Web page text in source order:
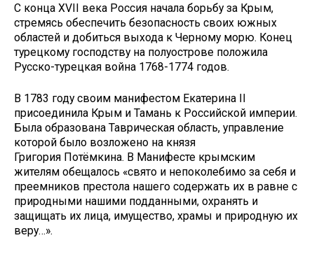
С конца XVII века Россия начала борьбу за Крым,
стремясь обеспечить безопасность своих южных
областей и добиться выхода к Черному морю. Конец
турецкому господству на полуострове положила
Русско-турецкая война 1768-1774 годов.
В 1783 году своим манифестом Екатерина II
присоединила Крым и Тамань к Российской империи.
Была образована Таврическая область, управление
которой было возложено на князя
Григория Потёмкина. В Манифесте крымским
жителям обещалось «свято и непоколебимо за себя и
преемников престола нашего содержать их в равне с
природными нашими подданными, охранять и
защищать их лица, имущество, храмы и природную их
веру…».